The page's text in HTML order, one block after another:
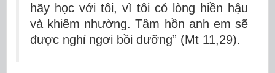
hãy học với tôi, vì tôi có lòng hiền hậu
và khiêm nhường. Tâm hồn anh em sẽ
được nghỉ ngơi bồi dưỡng” (Mt 11,29).